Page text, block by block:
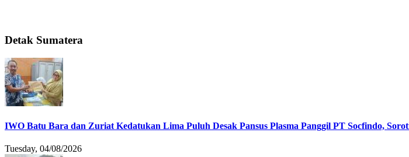
Detak Sumatera
IWO Batu Bara dan Zuriat Kedatukan Lima Puluh Desak Pansus Plasma Panggil PT Socfindo,
Tuesday, 04/08/2026